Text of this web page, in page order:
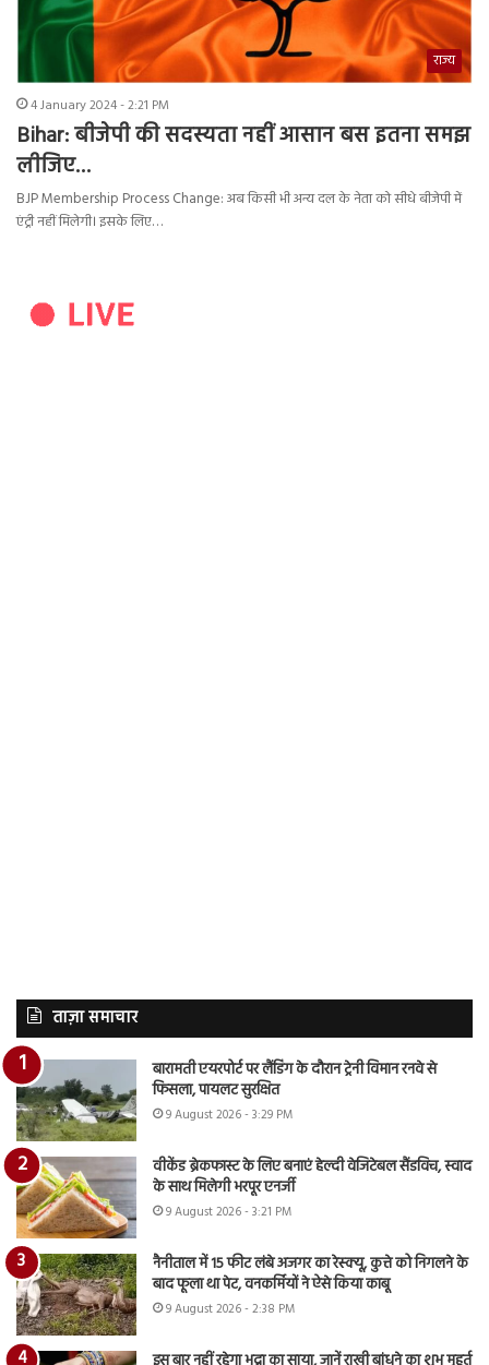
राज्य
4 January 2024 - 2:21 PM
Bihar: बीजेपी की सदस्यता नहीं आसान बस इतना समझ
लीजिए…
BJP Membership Process Change: अब किसी भी अन्य दल के नेता को सीधे बीजेपी में
एंट्री नहीं मिलेगी। इसके लिए…
ताज़ा समाचार
बारामती एयरपोर्ट पर लैंडिंग के दौरान ट्रेनी विमान रनवे से
फिसला, पायलट सुरक्षित
9 August 2026 - 3:29 PM
वीकेंड ब्रेकफास्ट के लिए बनाएं हेल्दी वेजिटेबल सैंडविच, स्वाद
के साथ मिलेगी भरपूर एनर्जी
9 August 2026 - 3:21 PM
नैनीताल में 15 फीट लंबे अजगर का रेस्क्यू, कुत्ते को निगलने के
बाद फूला था पेट, वनकर्मियों ने ऐसे किया काबू
9 August 2026 - 2:38 PM